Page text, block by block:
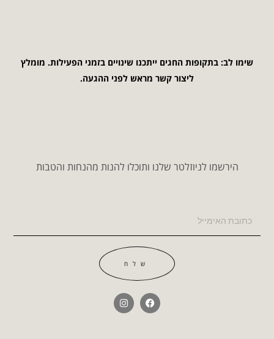
שימו לב: בתקופות החגים ייתכנו שינויים בזמני הפעילות. מומלץ
ליצור קשר מראש לפני ההגעה.
הירשמו לניוזלטר שלנו ותוכלו להנות מהנחות והטבות
שלח